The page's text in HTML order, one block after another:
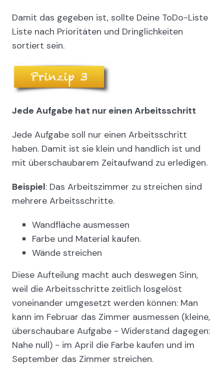
Damit das gegeben ist, sollte Deine ToDo-Liste
Liste nach Prioritäten und Dringlichkeiten
sortiert sein.
Jede Aufgabe hat nur einen Arbeitsschritt
Jede Aufgabe soll nur einen Arbeitsschritt
haben. Damit ist sie klein und handlich ist und
mit überschaubarem Zeitaufwand zu erledigen.
Beispiel: Das Arbeitszimmer zu streichen sind
mehrere Arbeitsschritte.
Wandfläche ausmessen
Farbe und Material kaufen.
Wände streichen
Diese Aufteilung macht auch deswegen Sinn,
weil die Arbeitsschritte zeitlich losgelöst
voneinander umgesetzt werden können: Man
kann im Februar das Zimmer ausmessen (kleine,
überschaubare Aufgabe - Widerstand dagegen:
Nahe null) - im April die Farbe kaufen und im
September das Zimmer streichen.